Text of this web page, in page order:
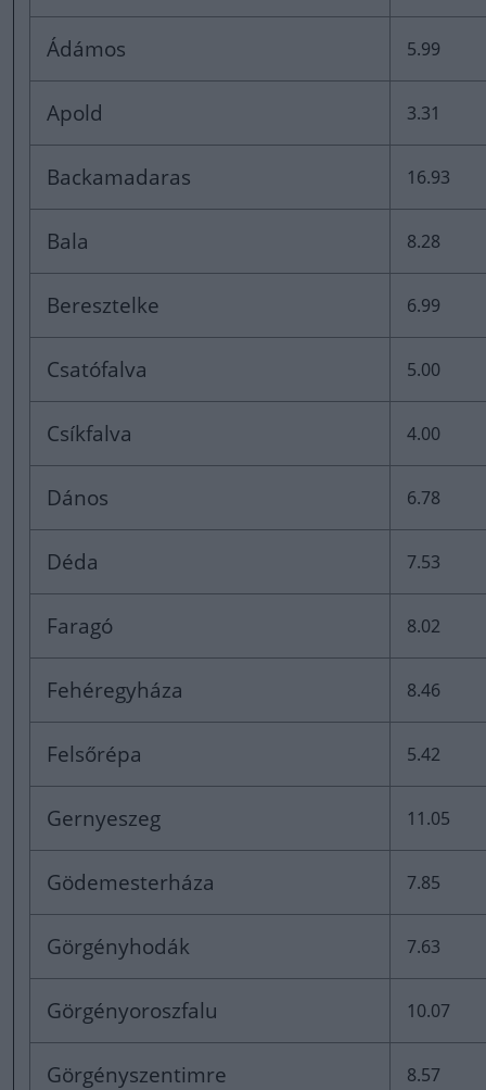
Ádámos 5.99
Apold 3.31
Backamadaras 16.93
Bala 8.28
Beresztelke 6.99
Csatófalva 5.00
Csíkfalva 4.00
Dános 6.78
Déda 7.53
Faragó 8.02
Fehéregyháza 8.46
Felsőrépa 5.42
Gernyeszeg 11.05
Gödemesterháza 7.85
Görgényhodák 7.63
Görgényoroszfalu 10.07
Görgényszentimre 8.57